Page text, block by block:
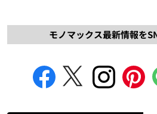
モノマックス最新情報を